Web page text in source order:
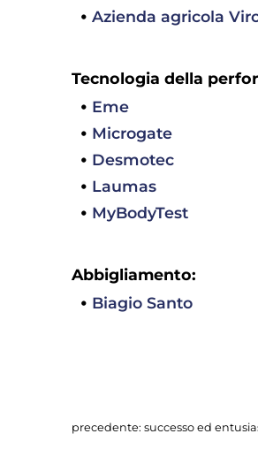
Azienda agricola
Tecnologia della
Eme
Microgate
Desmotec
Laumas
MyBodyTest
Abbigliamento:
Biagio Santo
precedente: successo ed